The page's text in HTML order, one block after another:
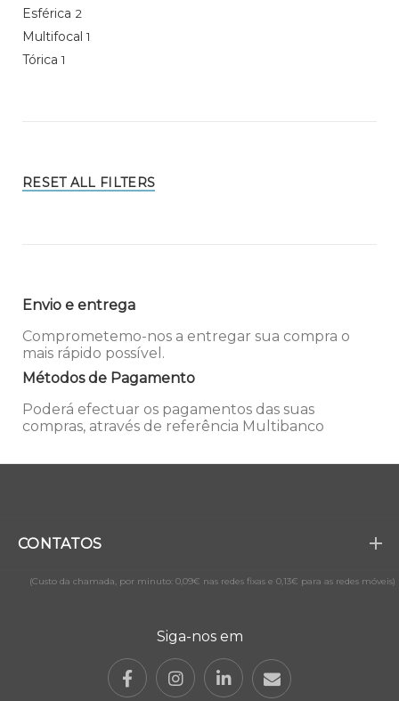
Esférica 2
Multifocal 1
Tórica 1
RESET ALL FILTERS
Envio e entrega
Comprometemo-nos a entregar sua compra o
mais rápido possível.
Métodos de Pagamento
Poderá efectuar os pagamentos das suas
compras, através de referência Multibanco
CONTATOS
(Custo da chamada, por minuto: 0,09€ nas redes fixas e 0,13€ para as redes móveis)
Siga-nos em